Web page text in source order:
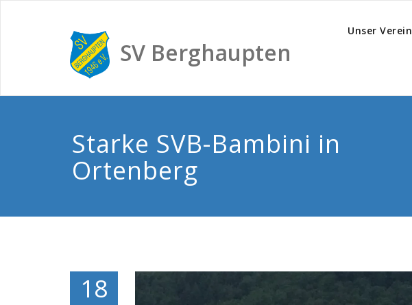
SV Berghaupten
Unser Verein
Starke SVB-Bambini in
Ortenberg
18